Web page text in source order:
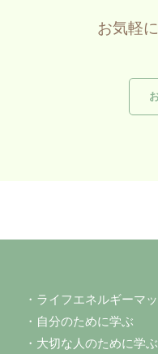
お気軽
・ライフエネルギーマ
・自分のために学ぶ
・大切な人のために学ぶ